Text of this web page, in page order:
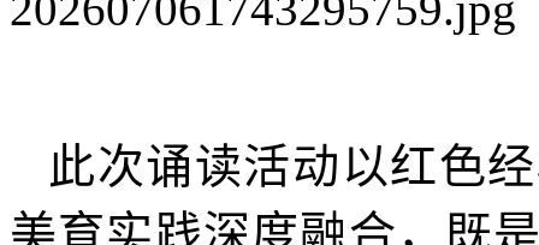
此次诵读活动以红色
美育实践深度融合，既